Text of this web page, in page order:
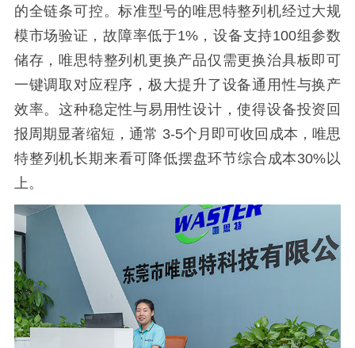
的全链条可控。标准型号的唯思特整列机经过大规
模市场验证，故障率低于1%，设备支持100组参数
储存，唯思特整列机更换产品仅需更换治具板即可
一键调取对应程序，极大提升了设备通用性与换产
效率。这种稳定性与易用性设计，使得设备投资回
报周期显著缩短，通常 3-5个月即可收回成本， 唯思
特整列机长期来看可降低摆盘环节综合成本30% 以
上。